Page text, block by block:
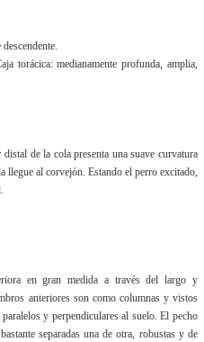
torácica: medianamente profunda, amplia,
de la cola presenta una suave curvatura
llegue al corvejón. Estando el perro excitado,
en gran medida a través del largo y
anteriores son como columnas y vistos
y perpendiculares al suelo. El pecho
separadas una de otra, robustas y de